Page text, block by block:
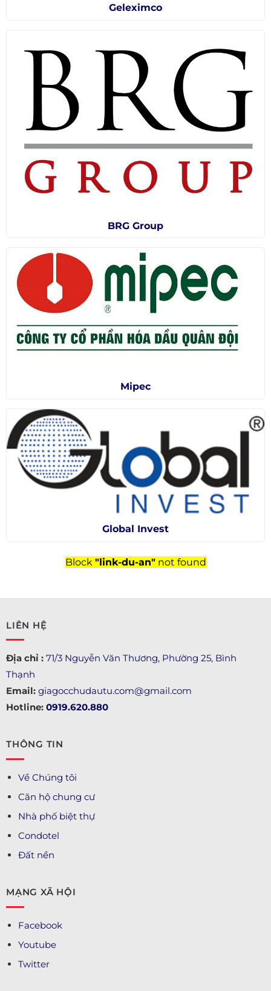
Geleximco
BRG Group
Mipec
Global Invest
Block "link-du-an"not found
LIÊN HỆ
Địa chỉ : 71/3 Nguyễn Văn Thương, Phường 25, Bình
Thạnh
Email: giagocchudautu.com@gmail.com
Hotline: 0919.620.880
THÔNG TIN
Về Chúng tôi
Căn hộ chung cư
Nhà phố biệt thự
Condotel
Đất nền
MẠNG XÃ HỘI
Facebook
Youtube
Twitter